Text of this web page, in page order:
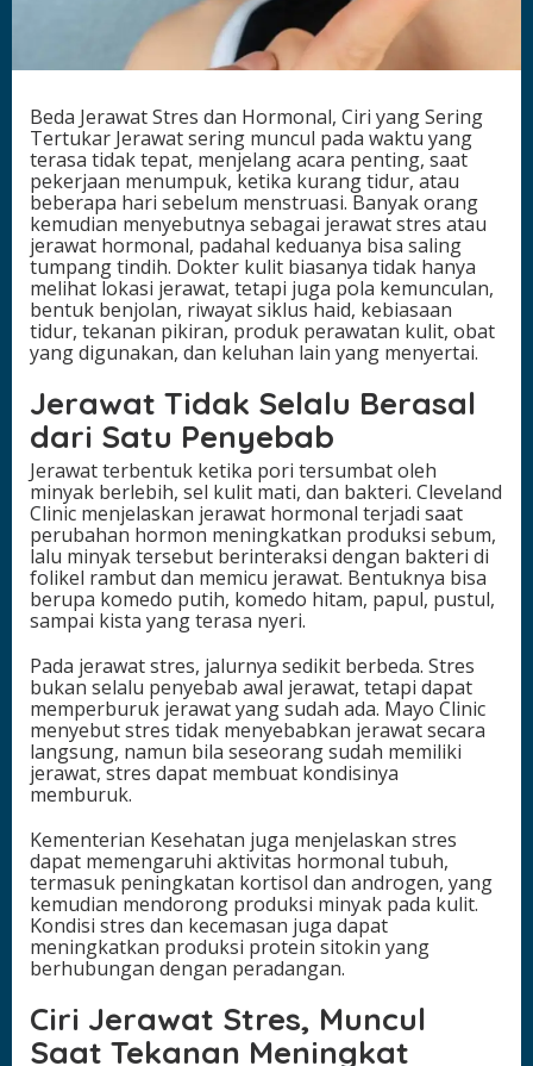
m
o
l
C
i
r
i
y
a
n
g
S
e
i
g
T
e
r
t
u
k
a
r
Beda Jerawat Stres dan Hormonal, Ciri yang Sering
Tertukar Jerawat sering muncul pada waktu yang
terasa tidak tepat, menjelang acara penting, saat
pekerjaan menumpuk, ketika kurang tidur, atau
beberapa hari sebelum menstruasi. Banyak orang
kemudian menyebutnya sebagai jerawat stres atau
jerawat hormonal, padahal keduanya bisa saling
tumpang tindih. Dokter kulit biasanya tidak hanya
melihat lokasi jerawat, tetapi juga pola kemunculan,
bentuk benjolan, riwayat siklus haid, kebiasaan
tidur, tekanan pikiran, produk perawatan kulit, obat
yang digunakan, dan keluhan lain yang menyertai.
Jerawat Tidak Selalu Berasal
dari Satu Penyebab
Jerawat terbentuk ketika pori tersumbat oleh
minyak berlebih, sel kulit mati, dan bakteri. Cleveland
Clinic menjelaskan jerawat hormonal terjadi saat
perubahan hormon meningkatkan produksi sebum,
lalu minyak tersebut berinteraksi dengan bakteri di
folikel rambut dan memicu jerawat. Bentuknya bisa
berupa komedo putih, komedo hitam, papul, pustul,
sampai kista yang terasa nyeri.
Pada jerawat stres, jalurnya sedikit berbeda. Stres
bukan selalu penyebab awal jerawat, tetapi dapat
memperburuk jerawat yang sudah ada. Mayo Clinic
menyebut stres tidak menyebabkan jerawat secara
langsung, namun bila seseorang sudah memiliki
jerawat, stres dapat membuat kondisinya
memburuk.
Kementerian Kesehatan juga menjelaskan stres
dapat memengaruhi aktivitas hormonal tubuh,
termasuk peningkatan kortisol dan androgen, yang
kemudian mendorong produksi minyak pada kulit.
Kondisi stres dan kecemasan juga dapat
meningkatkan produksi protein sitokin yang
berhubungan dengan peradangan.
Ciri Jerawat Stres, Muncul
Saat Tekanan Meningkat